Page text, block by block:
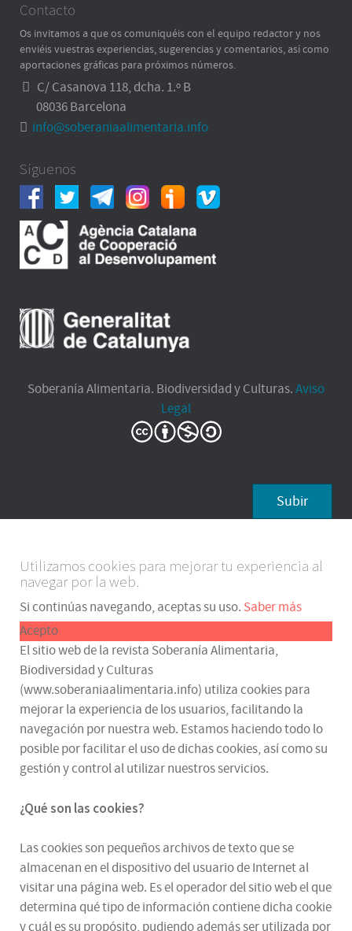
Contacto
Os invitamos a que os comuniquéis con el equipo redactor y nos
enviéis vuestras experiencias, sugerencias y comentarios, así como
aportaciones gráficas para próximos números.
C/ Casanova 118, dcha. 1.º B
08036 Barcelona
info@soberaniaalimentaria.info
Síguenos
Soberanía Alimentaria. Biodiversidad y Culturas.Aviso
Legal
Subir
Utilizamos cookies para mejorar tu experiencia al
navegar por la web.
Si continúas navegando, aceptas su uso. Saber más
Acepto
El sitio web de la revista Soberanía Alimentaria,
Biodiversidad y Culturas
(www.soberaniaalimentaria.info) utiliza cookies para
mejorar la experiencia de los usuarios, facilitando la
navegación por nuestra web. Estamos haciendo todo lo
posible por facilitar el uso de dichas cookies, así como su
gestión y control al utilizar nuestros servicios.
¿Qué son las cookies?
Las cookies son pequeños archivos de texto que se
almacenan en el dispositivo del usuario de Internet al
visitar una página web. Es el operador del sitio web el que
determina qué tipo de información contiene dicha cookie
y cuál es su propósito, pudiendo además ser utilizada por